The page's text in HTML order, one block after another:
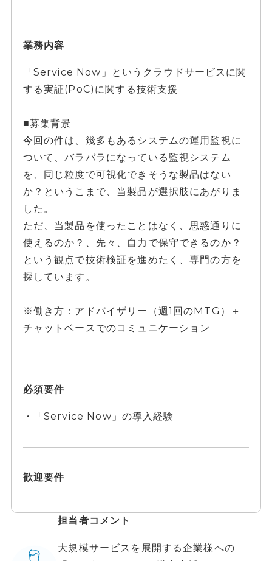
業務内容
「Service Now」というクラウドサービスに関
する実証(PoC)に関する技術支援
■募集背景
今回の件は、幾多もあるシステムの運用監視に
ついて、バラバラになっている監視システム
を、同じ粒度で可視化できそうな製品はない
か？というこまで、当製品が選択肢にあがりま
した。
ただ、当製品を使ったことはなく、思惑通りに
使えるのか？、先々、自力で保守できるのか？
という観点で技術検証を進めたく、専門の方を
探しています。
※働き方：アドバイザリー（週1回のMTG）＋
チャットベースでのコミュニケーション
必須要件
・「Service Now」の導入経験
歓迎要件
担当者コメント
大規模サービスを展開する企業様への